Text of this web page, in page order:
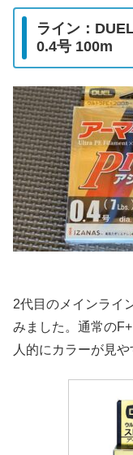
ライン：
0.4号 100m
2代目のメインライ
みました。通常の
人的にカラーが見や